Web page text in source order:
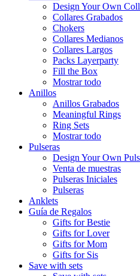
Design Your Own
Collares Grabados
Chokers
Collares Medianos
Collares Largos
Packs Layerparty
Fill the Box
Mostrar todo
Anillos
Anillos Grabados
Meaningful Rings
Ring Sets
Mostrar todo
Pulseras
Design Your Own
Venta de muestras
Pulseras Iniciales
Pulseras
Anklets
Guía de Regalos
Gifts for Bestie
Gifts for Lover
Gifts for Mom
Gifts for Sis
Save with sets